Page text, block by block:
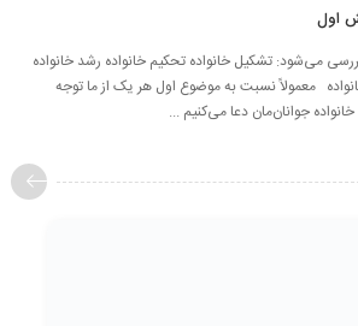
اول
می‌شود: تشکیل خانواده تحکیم خانواده رشد خانواده
معمولاً نسبت به موضوع اول هر یک از ما توجه
جوانان‌مان دعا می‌کنیم ...